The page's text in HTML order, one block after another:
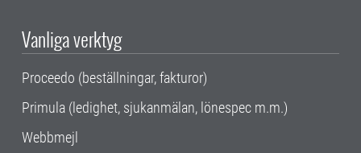
Vanliga verktyg
Proceedo (beställningar, fakturor)
Primula (ledighet, sjukanmälan, lönespec m.m.)
Webbmejl